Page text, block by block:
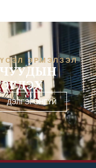
ЭРМЭЛЗЭЛ
ДЭЛГЭРЭНГҮЙ